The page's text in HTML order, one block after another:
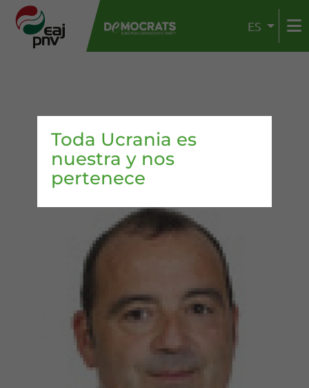
ES
Toda Ucrania es
nuestra y nos
pertenece